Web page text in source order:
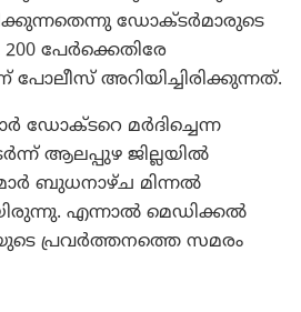
ഡോക്ടര്‍മാരുടെ
പേര്‍ക്കെതിരേ
അറിയിച്ചിരിക്കുന്നത്.
ഡോക്ടറെ മര്‍ദിച്ചെന്ന
ആലപ്പുഴ ജില്ലയില്‍
ബുധനാഴ്ച മിന്നല്‍
എന്നാല്‍ മെഡിക്കല്‍
പ്രവര്‍ത്തനത്തെ സമരം